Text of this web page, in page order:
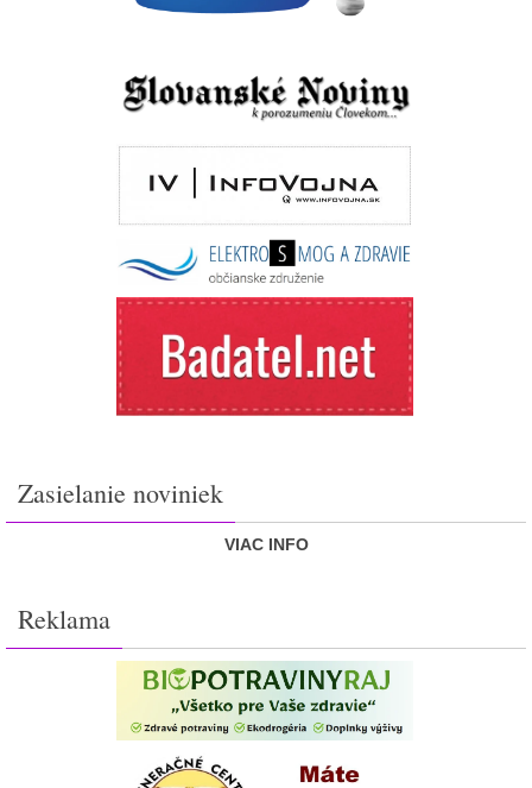
Zasielanie noviniek
VIAC INFO
Reklama